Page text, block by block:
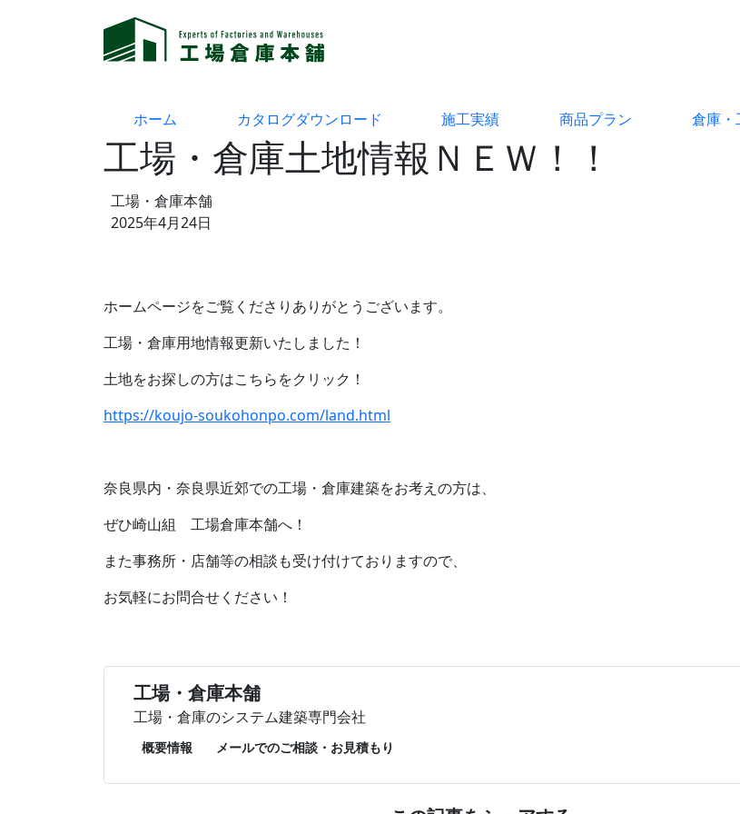
ホーム カタログダウンロード 施工実績 商品プラン 倉庫・
工場・倉庫土地情報ＮＥＷ！！
工場・倉庫本舗
2025年4月24日
ホームページをご覧くださりありがとうございます。
工場・倉庫用地情報更新いたしました！
土地をお探しの方はこちらをクリック！
https://koujo-soukohonpo.com/land.html
奈良県内・奈良県近郊での工場・倉庫建築をお考えの方は、
ぜひ崎山組 工場倉庫本舗へ！
また事務所・店舗等の相談も受け付けておりますので、
お気軽にお問合せください！
工場・倉庫本舗
工場・倉庫のシステム建築専門会社
概要情報 メールでのご相談・お見積もり